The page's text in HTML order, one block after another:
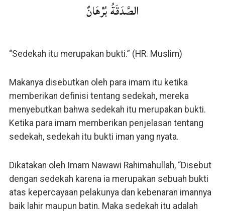
الصَّدَقَةُ بُرْهَانٌ
“Sedekah itu merupakan bukti.” (HR. Muslim)
Makanya disebutkan oleh para imam itu ketika
memberikan definisi tentang sedekah, mereka
menyebutkan bahwa sedekah itu merupakan bukti.
Ketika para imam memberikan penjelasan tentang
sedekah, sedekah itu bukti iman yang nyata.
Dikatakan oleh Imam Nawawi Rahimahullah, “Disebut
dengan sedekah karena ia merupakan sebuah bukti
atas kepercayaan pelakunya dan kebenaran imannya
baik lahir maupun batin. Maka sedekah itu adalah